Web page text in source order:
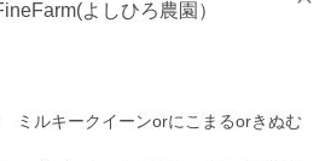
よしひろ農園）
ルキークイーンorにこまるorきぬむ